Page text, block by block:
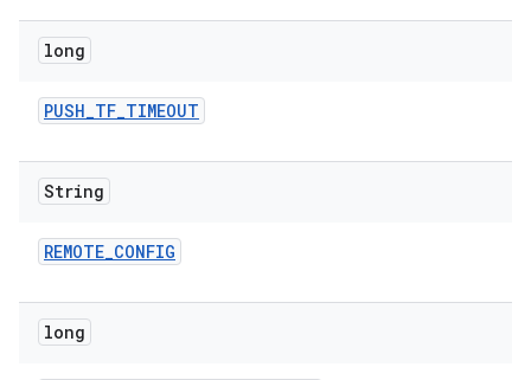
long
PUSH_TF_TIMEOUT
String
REMOTE_CONFIG
long